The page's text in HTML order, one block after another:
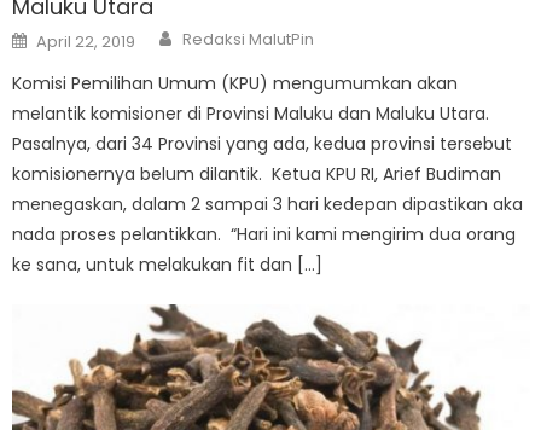
Maluku Utara
Posted
on
April 22, 2019 Author
Redaksi MalutPin
Komisi Pemilihan Umum (KPU) mengumumkan akan
melantik komisioner di Provinsi Maluku dan Maluku Utara.
Pasalnya, dari 34 Provinsi yang ada, kedua provinsi tersebut
komisionernya belum dilantik. Ketua KPU RI, Arief Budiman
menegaskan, dalam 2 sampai 3 hari kedepan dipastikan aka
nada proses pelantikkan. “Hari ini kami mengirim dua orang
ke sana, untuk melakukan fit dan […]